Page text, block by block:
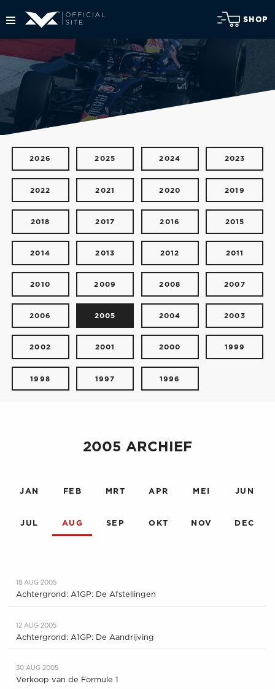
SHOP
2026 2025 2024 2023
2022 2021 2020 2019
2018 2017 2016 2015
2014 2013 2012 2011
2010 2009 2008 2007
2006 2005 2004 2003
2002 2001 2000 1999
1998 1997 1996
2005 ARCHIEF
JAN FEB MRT APR MEI JUN
JUL AUG SEP OKT NOV DEC
18 AUG 2005
Achtergrond: A1GP: De Afstellingen
12 AUG 2005
Achtergrond: A1GP: De Aandrijving
30 AUG 2005
Verkoop van de Formule 1